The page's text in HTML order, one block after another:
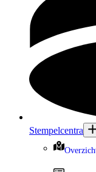
Stempelcentra